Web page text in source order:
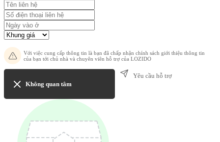
Với việc cung cấp thông tin là bạn đã chấp nhận chính sách giới thiệu thông tin
của bạn tới chủ nhà và chuyên viên hỗ trợ của LOZIDO
Không quan tâm
Yêu cầu hỗ trợ